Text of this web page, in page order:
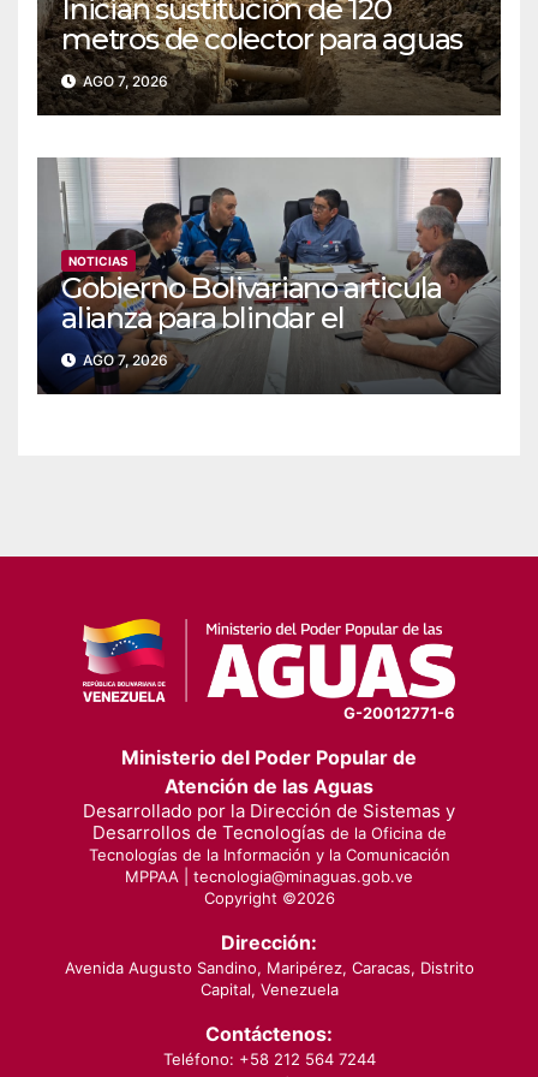
Inician sustitución de 120
metros de colector para aguas
servidas en Coche
AGO 7, 2026
NOTICIAS
Gobierno Bolivariano articula
alianza para blindar el
suministro de agua y
electricidad en Falcón
AGO 7, 2026
G-20012771-6
Ministerio del Poder Popular de
Atención de las Aguas
Desarrollado por la Dirección de Sistemas y
Desarrollos de Tecnologías de la Oficina de
Tecnologías de la Información y la Comunicación
MPPAA | tecnologia@minaguas.gob.ve
Copyright ©2026
Dirección:
Avenida Augusto Sandino, Maripérez, Caracas, Distrito
Capital, Venezuela
Contáctenos:
Teléfono: +58 212 564 7244